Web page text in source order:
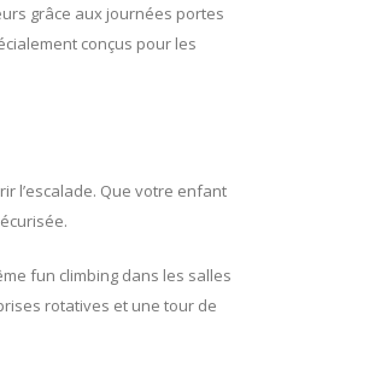
grâce aux journées portes
conçus pour les
l’escalade. Que votre enfant
fun climbing dans les salles
rotatives et une tour de